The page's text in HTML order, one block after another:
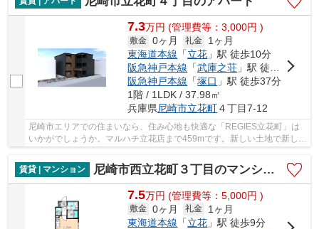
7.3万円 (管理費等：3,000円 )
敷金 0ヶ月 礼金
1ヶ月
東海道本線 「立花 」駅 徒歩10分
阪急神戸本線 「武庫之荘 」駅 徒歩17分
阪急神戸本線 「塚口 」駅 徒歩37分
1階 / 1LDK / 37.98㎡
兵庫県尼崎市立花町４丁目7-12
尼崎市エリアでの住まいなら、住み心地も快適な「REGIES立花町」は
いかがでしょうか。マルハチ立花店まで459mです。新しい土地で新しい
賃貸 | マンション
尼崎市西立花町３丁目のマンション
7.5万円 (管理費等：5,000円 )
敷金 0ヶ月 礼金
1ヶ月
東海道本線 「立花 」駅 徒歩9分